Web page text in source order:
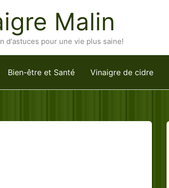
Malin
d'astuces pour une vie plus saine!
Bien-être et Santé Vinaigre de cidre